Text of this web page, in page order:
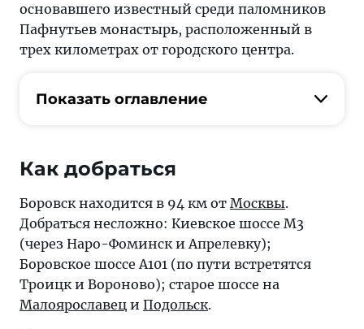
основавшего известный среди паломников
Пафнутьев монастырь, расположенный в
трех километрах от городского центра.
Показать оглавление
Как добраться
Боровск находится в 94 км от Москвы.
Добраться несложно: Киевское шоссе М3
(через Наро-Фоминск и Апрелевку);
Боровское шоссе А101 (по пути встретятся
Троицк и Вороново); старое шоссе на
Малоярославец и Подольск.